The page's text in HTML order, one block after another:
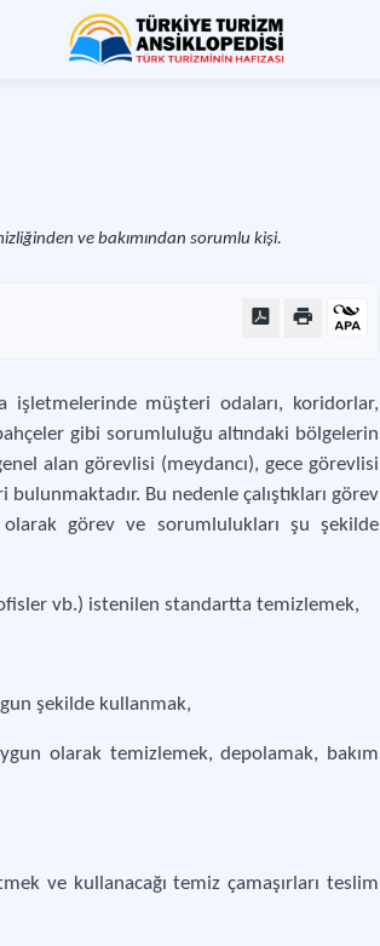
ve bakımından sorumlu kişi.
işletmelerinde müşteri odaları, koridorlar,
gibi sorumluluğu altındaki bölgelerin
alan görevlisi (meydancı), gece görevlisi
Bu nedenle çalıştıkları görev
görev ve sorumlulukları şu şekilde
vb.) istenilen standartta temizlemek,
şekilde kullanmak,
olarak temizlemek, depolamak, bakım
ve kullanacağı temiz çamaşırları teslim